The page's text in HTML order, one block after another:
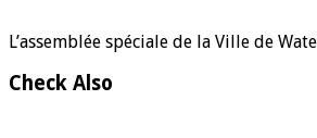
L’assemblée spéciale de la Ville de
Check Also